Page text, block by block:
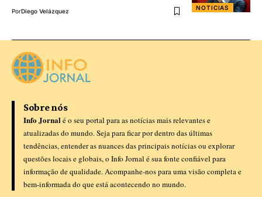
NOTICIAS
PorDiego Velázquez
Sobre nós
Info Jornal é o seu portal para as notícias mais relevantes e
atualizadas do mundo. Seja para ficar por dentro das últimas
tendências, entender as nuances das principais notícias ou explorar
questões locais e globais, o Info Jornal é sua fonte confiável para
informação de qualidade. Acompanhe-nos para uma visão completa e
bem-informada do que está acontecendo no mundo.